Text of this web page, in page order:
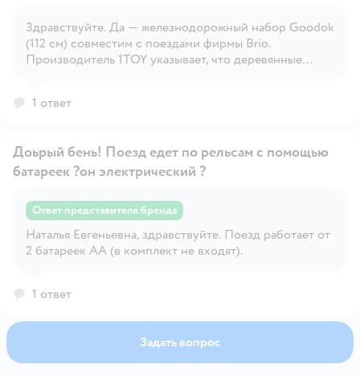
Открыть вопрос
Здравствуйте. Да — железнодорожный набор Goodok
(112 см) совместим с поездами фирмы Brio.
Производитель 1TOY указывает, что деревянные
1 ответ
Открыть вопрос
Доьрый бень! Поезд едет по рельсам с помощью
батареек ?он электрический ?
Ответ представителя бренда
Наталья Евгеньевна, здравствуйте. Поезд работает от
2 батареек АА (в комплект не входят).
1 ответ
Задать вопрос